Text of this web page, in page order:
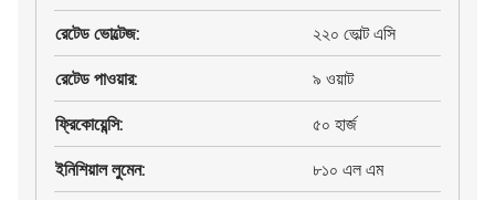
রেটেড ভোল্টেজ: ২২০ ভোল্ট এসি
রেটেড পাওয়ার: ৯ ওয়াট
ফ্রিকোয়েন্সি: ৫০ হার্জ
ইনিশিয়াল লুমেন: ৮১০ এল এম